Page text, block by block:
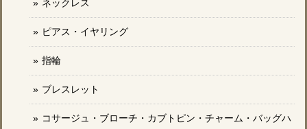
ネックレス
ピアス・イヤリング
指輪
ブレスレット
コサージュ・ブローチ・カブトピン・チャーム・バッグハ